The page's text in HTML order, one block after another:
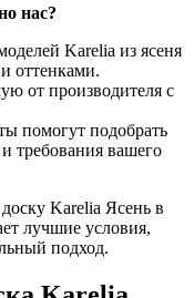
нас?
Karelia из ясеня
оттенками.
от производителя с
помогут подобрать
требования вашего
Karelia Ясень в
лучшие условия,
подход.